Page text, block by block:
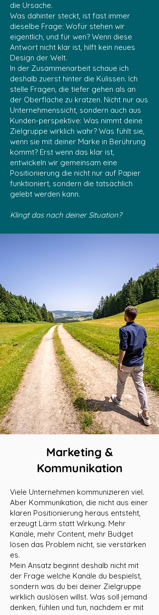
die Ursache.
Was dahinter steckt, ist fast immer
dieselbe Frage: Wofür stehen wir
eigentlich, und für wen? Wenn diese
Antwort nicht klar ist, hilft kein neues
Design der Welt.
In der Zusammenarbeit schaue ich
deshalb zuerst hinter die Kulissen. Ich
stelle Fragen, die tiefer gehen als an
der Oberfläche zu kratzen. Nicht nur aus
Unternehmenssicht, sondern auch aus
Kunden-perspektive: Was nimmt deine
Zielgruppe wirklich wahr? Was fühlt sie,
wenn sie mit deiner Marke in Berührung
kommt? Erst wenn das klar ist,
entwickeln wir gemeinsam eine
Positionierung die nicht nur auf Papier
funktioniert, sondern die tatsächlich
gelebt werden kann.
Klingt das nach deiner Situation?
Marketing &
Kommunikation
Viele Unternehmen kommunizieren viel.
Aber Kommunikation, die nicht aus einer
klaren Positionierung heraus entsteht,
erzeugt Lärm statt Wirkung. Mehr
Kanäle, mehr Content, mehr Budget
lösen das Problem nicht, sie verstärken
es.
Mein Ansatz beginnt deshalb nicht mit
der Frage welche Kanäle du bespielst,
sondern was du bei deiner Zielgruppe
wirklich auslösen willst. Was soll jemand
denken, fühlen und tun, nachdem er mit